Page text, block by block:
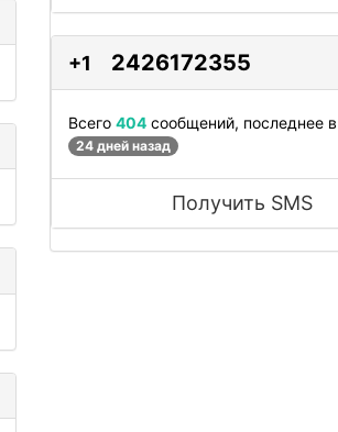
+1 2426172355
Всего 404 сообщений, последнее в
24 дней назад
Получить SMS